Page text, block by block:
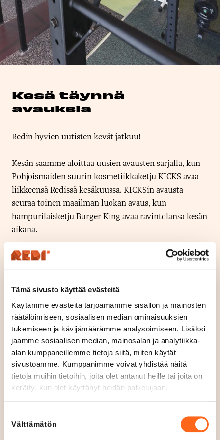
Tämä sivusto käyttää evästeitä
Käytämme evästeitä tarjoamamme sisällön ja mainosten
räätälöimiseen, sosiaalisen median ominaisuuksien
tukemiseen ja kävijämäärämme analysoimiseen. Lisäksi
jaamme sosiaalisen median, mainosalan ja analytiikka-
alan kumppaneillemme tietoja siitä, miten käytät
sivustoamme. Kumppanimme voivat yhdistää näitä
tietoja muihin tietoihin, joita olet antanut heille tai joita on
kerätty, kun olet käyttänyt heidän palvelujaan.
valinta
Välttämätön
Kesä täynnä
avauksia
Redin hyvien uutisten kevät jatkuu!
Kesän saamme aloittaa uusien avausten sarjalla, kun
Pohjoismaiden suurin kosmetiikkaketjuKICKS avaa
liikkeensä Redissä kesäkuussa. KICKSin avausta
seuraa toinen maailman luokan avaus, kun
hampurilaisketjuBurger Kingavaa ravintolansa kesän
aikana.
Myös lahjatavaratarjontamme täydentyy, kun
Lahjamaan liike aukeaa 2. kerrokseen kesäkuun
Avajaisia saamme viettää myös syksyllä, sillä
Kuntokeskus Liikkutulee ilahduttamaan kuntoilijoita
3. kerrokseen. Liikku Redi tulee olemaan avoinna
jäsenille joka päivä aamusta iltaan laajoilla
aukioloajoilla.
Redin 4. kerrokseen avautuu syksyllä myös
tankotanssiin ja akrobatiaan.